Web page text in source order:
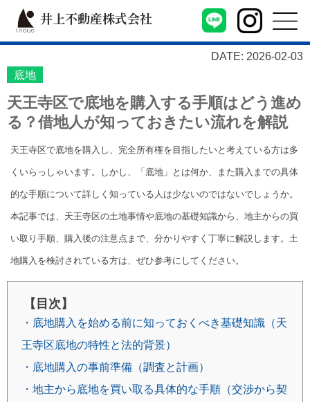
井上不動産株式会社
DATE: 2026-02-03
底地
天王寺区で底地を購入する手順はどう進め
る？借地人が知っておきたい流れを解説
天王寺区で底地を購入し、完全所有権を目指したいと考えている方は多
くいらっしゃいます。しかし、「底地」とは何か、また購入までの具体
的な手順について詳しく知っている人は少ないのではないでしょうか。
本記事では、天王寺区の土地事情や底地の基礎知識から、地主からの買
い取り手順、購入後の注意点まで、分かりやすく丁寧に解説します。土
地購入を検討されている方は、ぜひ参考にしてください。
【目次】
・底地購入を始める前に知っておくべき基礎知識（天
王寺区底地の特性と法的背景）
・底地購入の事前準備（調査と計画）
・地主から底地を買い取る具体的な手順（交渉から契